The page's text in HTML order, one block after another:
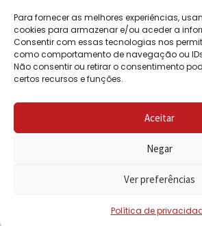
Para fornecer as melhores experiências,
cookies para armazenar e/ou aceder a
Consentir com essas tecnologias nos
como comportamento de navegação ou
Não consentir ou retirar o consentimento
certos recursos e funções.
Aceitar
Negar
Ver preferências
Política de
© Copyright 2026 Saída de
direitos